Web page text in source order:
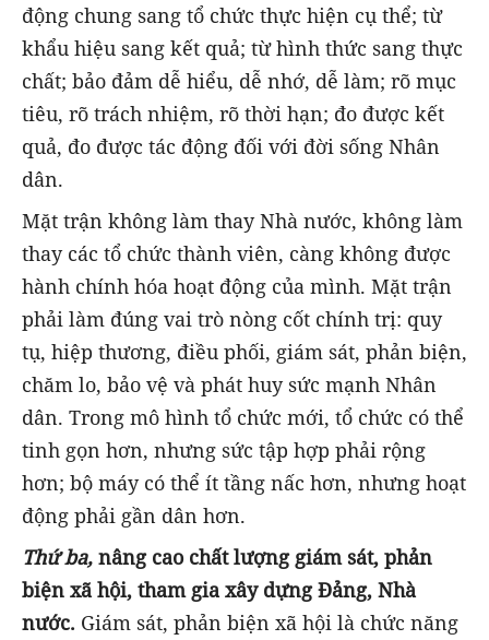
động chung sang tổ chức thực hiện cụ thể; từ
khẩu hiệu sang kết quả; từ hình thức sang thực
chất; bảo đảm dễ hiểu, dễ nhớ, dễ làm; rõ mục
tiêu, rõ trách nhiệm, rõ thời hạn; đo được kết
quả, đo được tác động đối với đời sống Nhân
dân.
Mặt trận không làm thay Nhà nước, không làm
thay các tổ chức thành viên, càng không được
hành chính hóa hoạt động của mình. Mặt trận
phải làm đúng vai trò nòng cốt chính trị: quy
tụ, hiệp thương, điều phối, giám sát, phản biện,
chăm lo, bảo vệ và phát huy sức mạnh Nhân
dân. Trong mô hình tổ chức mới, tổ chức có thể
tinh gọn hơn, nhưng sức tập hợp phải rộng
hơn; bộ máy có thể ít tầng nấc hơn, nhưng hoạt
động phải gần dân hơn.
Thứ ba, nâng cao chất lượng giám sát, phản
biện xã hội, tham gia xây dựng Đảng, Nhà
nước. Giám sát, phản biện xã hội là chức năng